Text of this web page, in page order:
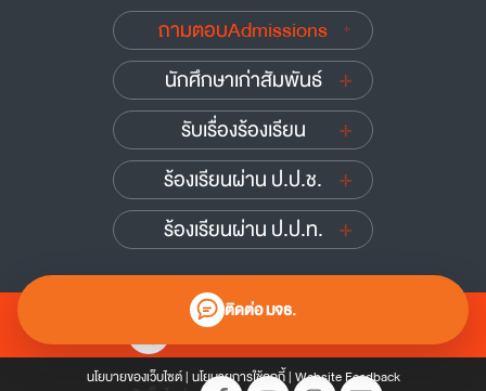
ติดต่อ มจธ.
ถามตอบAdmissions
นักศึกษาเก่าสัมพันธ์
รับเรื่องร้องเรียน
ร้องเรียนผ่าน ป.ป.ช.
ร้องเรียนผ่าน ป.ป.ท.
0 2470 8000
นโยบายของเว็บไซต์| นโยบายการใช้คุกกี้| Website Feedback